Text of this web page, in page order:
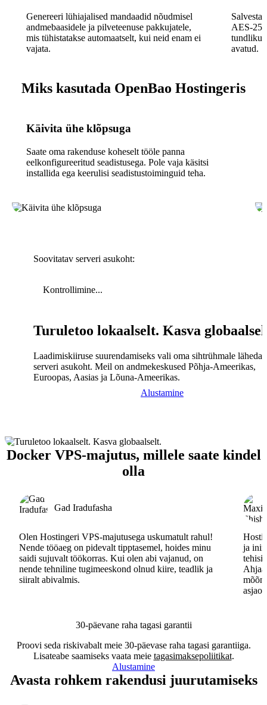
Genereeri lühiajalised mandaadid nõudmisel
andmebaasidele ja pilveteenuse pakkujatele,
mis tühistatakse automaatselt, kui neid enam ei
vajata.
Salvesta
AES-
avatud.
Miks kasutada OpenBao Hostingeris
Käivita ühe klõpsuga
Saate oma rakenduse koheselt tööle panna
eelkonfigureeritud seadistusega. Pole vaja käsitsi
installida ega keerulisi seadistustoiminguid teha.
Soovitatav serveri asukoht:
Kontrollimine...
Turuletoo lokaalselt. Kasva
Laadimiskiiruse suurendamiseks vali oma sihtrühmale lähedal
serveri asukoht. Meil on andmekeskused Põhja-Ameerikas,
Euroopas, Aasias ja Lõuna-Ameerikas.
Alustamine
Docker VPS-majutus, millele saate kindel
olla
Gad Iradufasha
Olen Hostingeri VPS-majutusega uskumatult rahul!
Nende tööaeg on pidevalt tipptasemel, hoides minu
saidi sujuvalt töökorras. Kui olen abi vajanud, on
nende tehniline tugimeeskond olnud kiire, teadlik ja
siiralt abivalmis.
ja
30-päevane raha tagasi garantii
Proovi seda riskivabalt meie 30-päevase raha tagasi garantiiga.
Lisateabe saamiseks vaata meie tagasimaksepoliitikat.
Alustamine
Avasta rohkem rakendusi juurutamiseks